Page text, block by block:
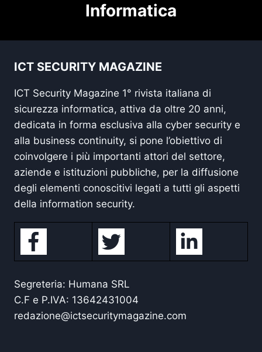
Informatica
ICT SECURITY MAGAZINE
ICT Security Magazine 1° rivista italiana di
sicurezza informatica, attiva da oltre 20 anni,
dedicata in forma esclusiva alla cyber security e
alla business continuity, si pone l’obiettivo di
coinvolgere i più importanti attori del settore,
aziende e istituzioni pubbliche, per la diffusione
degli elementi conoscitivi legati a tutti gli aspetti
della information security.
Segreteria: Humana SRL
C.F e P.IVA: 13642431004
redazione@ictsecuritymagazine.com